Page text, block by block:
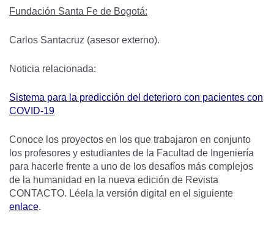
Fundación Santa Fe de Bogotá:
Carlos Santacruz (asesor externo).
Noticia relacionada:
Sistema para la predicción del deterioro con pacientes con
COVID-19
Conoce los proyectos en los que trabajaron en conjunto
los profesores y estudiantes de la Facultad de Ingeniería
para hacerle frente a uno de los desafíos más complejos
de la humanidad en la nueva edición de Revista
CONTACTO. Léela la versión digital en el siguiente
enlace.